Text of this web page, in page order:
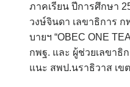
ภาคเรียน ปีการศึกษา
วงษ์จินดา เลขาธิการ
บายฯ “OBEC ONE
กพฐ. และ ผู้ช่วยเลขาธิ
แนะ สพป.นราธิวาส เข